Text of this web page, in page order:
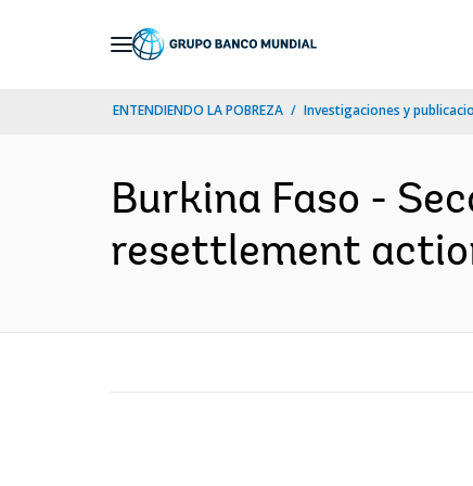
ENTENDIENDO LA POBREZA Investigaciones y
Burkina Faso -
resettlement